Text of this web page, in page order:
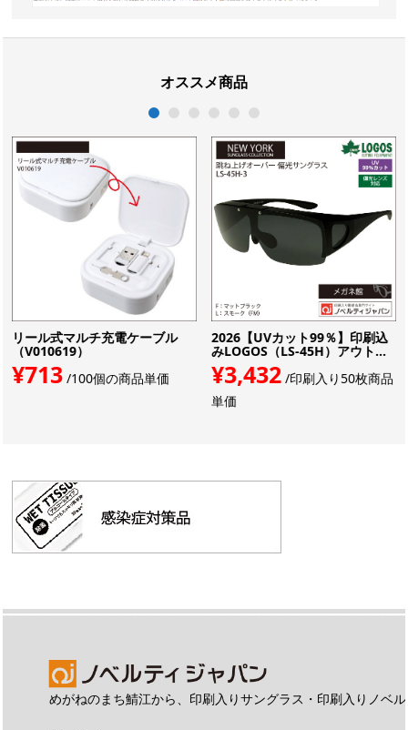
オススメ商品
リール式マルチ充電ケーブル
（V010619）
¥713/100個の商品単価
2026【UVカット99％】印刷込
みLOGOS（LS-45H）アウト...
¥3,432/印刷入り50枚商品
単価
1 2 3 4 5 6
めがねのまち鯖江から、印刷入りサングラス・印刷入りノベ